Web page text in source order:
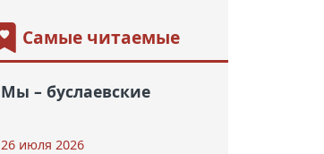
Самые читаемые
Мы – буслаевские
26 июля 2026